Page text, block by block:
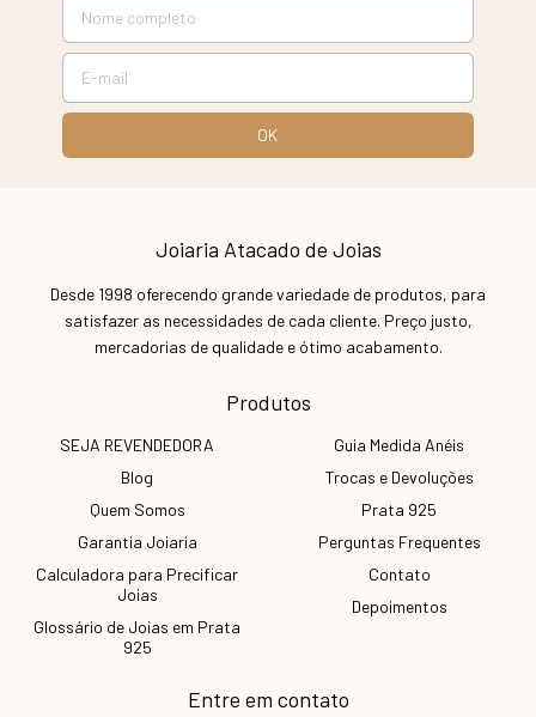
Joiaria Atacado de Joias
Desde 1998 oferecendo grande variedade de produtos, para
satisfazer as necessidades de cada cliente. Preço justo,
mercadorias de qualidade e ótimo acabamento.
Produtos
SEJA REVENDEDORA
Blog
Quem Somos
Garantia Joiaria
Calculadora para Precificar
Joias
Glossário de Joias em Prata
925
Guia Medida Anéis
Trocas e Devoluções
Prata 925
Perguntas Frequentes
Contato
Depoimentos
Entre em contato